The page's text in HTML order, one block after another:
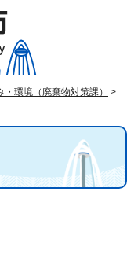
・環境（廃棄物対策課）
>